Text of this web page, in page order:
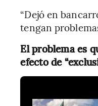
“Dejó en
tengan
El problema es
efecto de